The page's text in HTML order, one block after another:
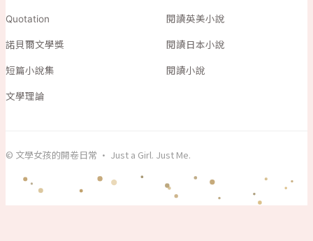
Quotation 閱讀英美小說
諾貝爾文學獎 閱讀日本小說
短篇小說集 閱讀小說
文學理論
© 文學女孩的開卷日常 · Just a Girl. Just Me.